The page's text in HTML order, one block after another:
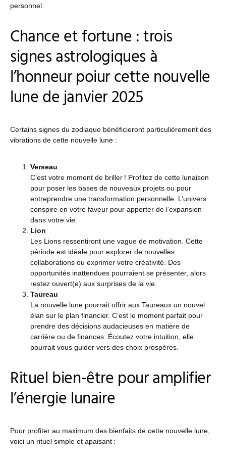
personnel.
Chance et fortune : trois
signes astrologiques à
l’honneur poiur cette nouvelle
lune de janvier 2025
Certains signes du zodiaque bénéficieront particulièrement des
vibrations de cette nouvelle lune :
Verseau
C’est votre moment de briller ! Profitez de cette lunaison
pour poser les bases de nouveaux projets ou pour
entreprendre une transformation personnelle. L’univers
conspire en votre faveur pour apporter de l’expansion
dans votre vie.
Lion
Les Lions ressentiront une vague de motivation. Cette
période est idéale pour explorer de nouvelles
collaborations ou exprimer votre créativité. Des
opportunités inattendues pourraient se présenter, alors
restez ouvert(e) aux surprises de la vie.
Taureau
La nouvelle lune pourrait offrir aux Taureaux un nouvel
élan sur le plan financier. C’est le moment parfait pour
prendre des décisions audacieuses en matière de
carrière ou de finances. Écoutez votre intuition, elle
pourrait vous guider vers des choix prospères.
Rituel bien-être pour amplifier
l’énergie lunaire
Pour profiter au maximum des bienfaits de cette nouvelle lune,
voici un rituel simple et apaisant :